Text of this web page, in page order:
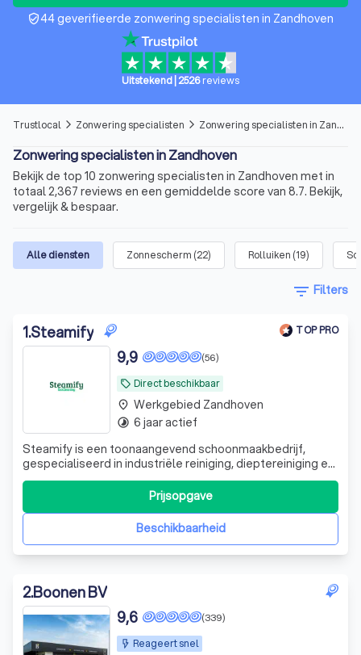
verified_user44 geverifieerde zonwering specialisten in Zandhoven
Uitstekend 2526reviews
Trustlocal arrow_forward_ios Zonwering specialisten arrow_forward_ios Zonwering specialisten in Zandhoven
Zonwering specialisten in Zandhoven
Bekijk de top 10 zonwering specialisten in Zandhoven met in
totaal 2,367 reviews en een gemiddelde score van 8.7. Bekijk,
vergelijk & bespaar.
Alle diensten Zonnescherm (22) Rolluiken (19)
filter_list Filters
1.Steamify TOP PRO
local_offer Direct beschikbaar
(56)
9,9
Steamify is een toonaangevend schoonmaakbedrijf,
gespecialiseerd in industriële reiniging, dieptereiniging en
ontstoffingswerken. Met een passie voor orde, netheid en
kwaliteit bieden wij gespecialiseerde
schoonmaakoplossingen voor bedrijven in de
voedingsindustrie, horeca, grootkeukens, koel- en vr
Beschikbaarheid
Prijsopgave
place Werkgebied Zandhoven
timelapse 6 jaar actief
2.Boonen BV
Reageert snel
(339)
9,6